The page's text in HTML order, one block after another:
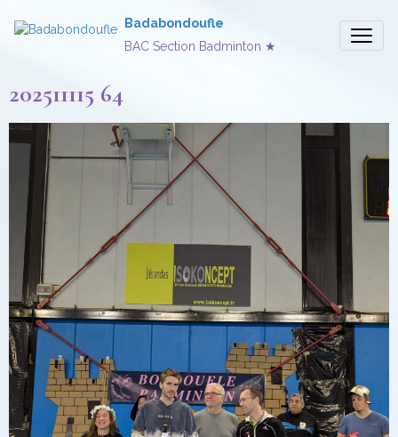
Badabondoufle
BAC Section Badminton ★
202511115 64